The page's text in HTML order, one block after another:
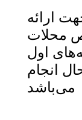
ارائه
محلات
اول
انجام
می‌باشد